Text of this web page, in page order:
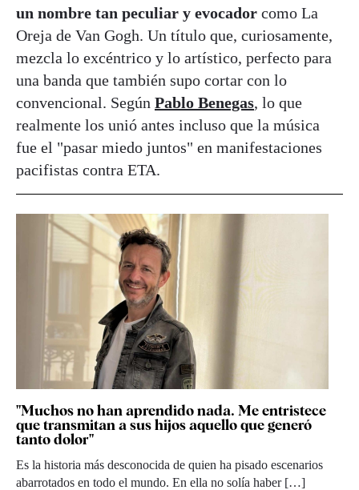
un nombre tan peculiar y evocador como La
Oreja de Van Gogh. Un título que, curiosamente,
mezcla lo excéntrico y lo artístico, perfecto para
una banda que también supo cortar con lo
convencional. Según Pablo Benegas, lo que
realmente los unió antes incluso que la música
fue el "pasar miedo juntos" en manifestaciones
pacifistas contra ETA.
"Muchos no han aprendido nada. Me entristece
que transmitan a sus hijos aquello que generó
tanto dolor"
Es la historia más desconocida de quien ha pisado escenarios
abarrotados en todo el mundo. En ella no solía haber […]